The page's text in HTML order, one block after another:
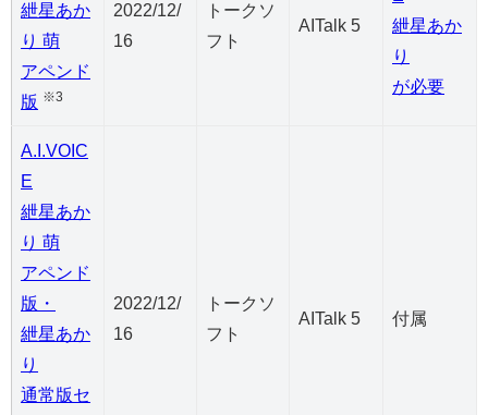
紲星あか
り 萌
アペンド
版 ※3
2022/12/
16
トークソ
フト
AITalk 5
紲星あか
り
が必要
A.I.VOIC
E
紲星あか
り 萌
アペンド
版・
紲星あか
り
通常版セ
2022/12/
16
トークソ
フト
AITalk 5 付属